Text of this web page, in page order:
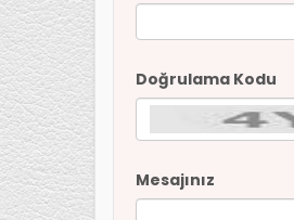
Doğrulama Kodu
Mesajınız